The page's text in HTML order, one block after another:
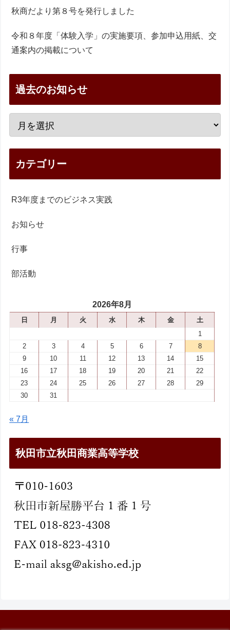
秋商だより第８号を発行しました
令和８年度「体験入学」の実施要項、参加申込用紙、交
通案内の掲載について
過去のお知らせ
カテゴリー
R3年度までのビジネス実践
お知らせ
行事
部活動
2026年8月
日 月 火 水 木 金
土
1
2
3 4 5 6 7
8
9
10 11 12 13 14
15
16
17 18 19 20 21
22
23
24 25 26 27 28
29
30
31
« 7月
秋田市立秋田商業高等学校